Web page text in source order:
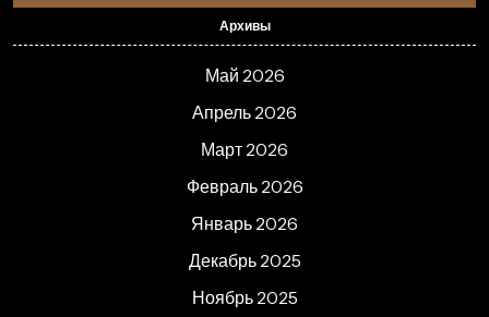
Архивы
Май 2026
Апрель 2026
Март 2026
Февраль 2026
Январь 2026
Декабрь 2025
Ноябрь 2025